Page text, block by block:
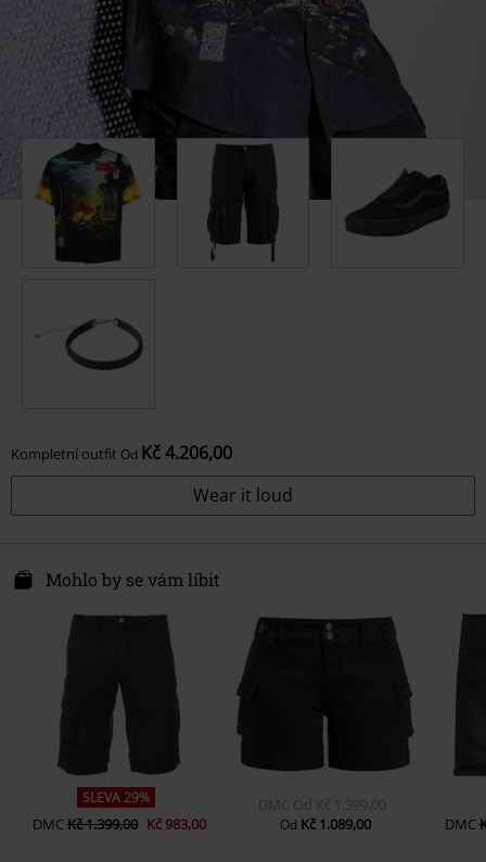
Kompletní outfit Od Kč 4.206,00
Wear it loud
Mohlo by se vám líbit
SLEVA 29%
DMCKč 1.399,00 Kč 983,00
DMC Od Kč 1.399,00
Od Kč 1.089,00 DMC